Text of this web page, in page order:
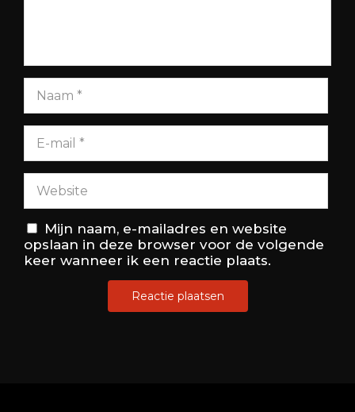
Mijn naam, e-mailadres en website
opslaan in deze browser voor de volgende
keer wanneer ik een reactie plaats.